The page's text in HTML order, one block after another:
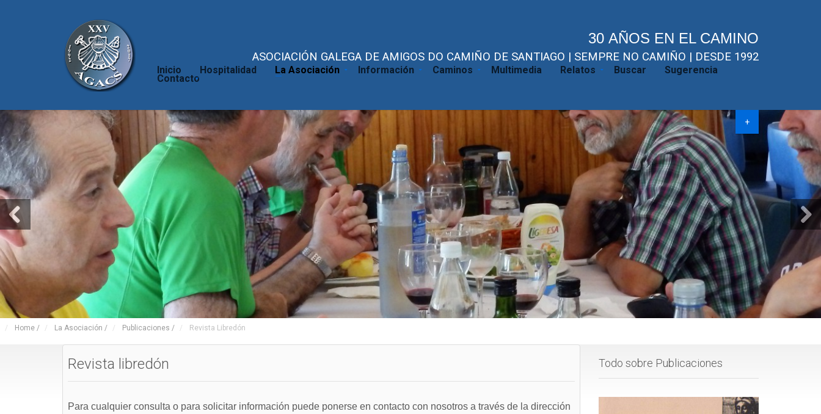
30 AÑOS EN EL CAMINO
ASOCIACIÓN GALEGA DE AMIGOS DO CAMIÑO DE SANTIAGO | SEMPRE NO CAMIÑO | DESDE 1992
Inicio Hospitalidad La Asociación Información Caminos Multimedia Relatos Buscar Sugerencia
Contacto
+
Home / La Asociación / Publicaciones / Revista Libredón
Revista libredón
Para cualquier consulta o para solicitar información puede ponerse en contacto con nosotros a través de la dirección
Todo sobre Publicaciones